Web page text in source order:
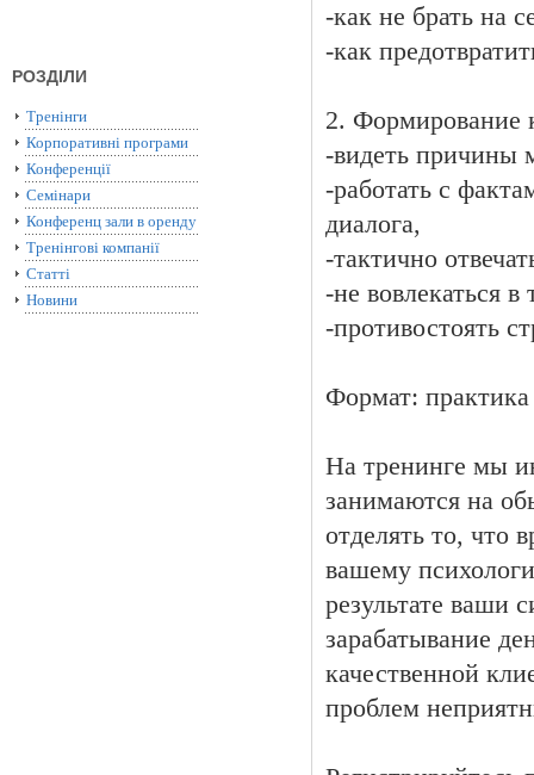
РОЗДІЛИ
Тренінги
Корпоративні програми
Конференції
Семінари
Конференц зали в оренду
Тренінгові компанії
Статті
Новини
-как не брать на
-как
2. Формирование
-видеть причины
-работать с
диалога,
-тактично
-не вовлекаться
-противостоять
Формат:
На тренинге мы
занимаются на
отделять то, что
вашему
результате ваши
зарабатывание
качественной
проблем